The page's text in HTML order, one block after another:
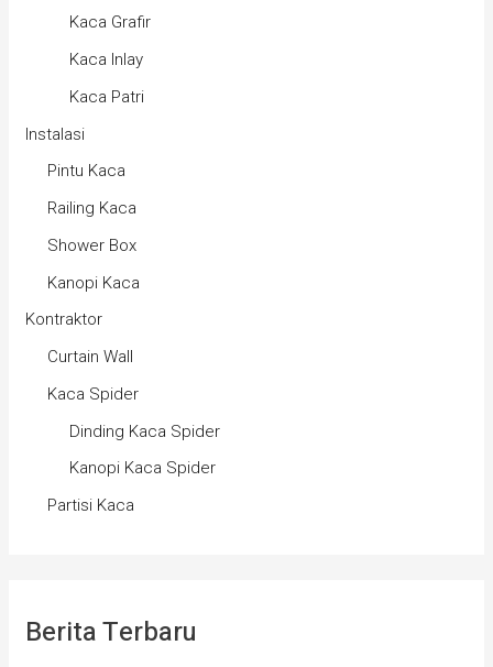
Kaca Grafir
Kaca Inlay
Kaca Patri
Instalasi
Pintu Kaca
Railing Kaca
Shower Box
Kanopi Kaca
Kontraktor
Curtain Wall
Kaca Spider
Dinding Kaca Spider
Kanopi Kaca Spider
Partisi Kaca
Berita Terbaru